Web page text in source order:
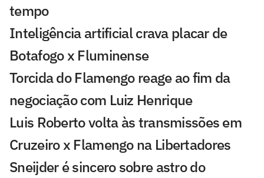
tempo
Inteligência artificial crava placar de
Botafogo x Fluminense
Torcida do Flamengo reage ao fim da
negociação com Luiz Henrique
Luis Roberto volta às transmissões em
Cruzeiro x Flamengo na Libertadores
Sneijder é sincero sobre astro do